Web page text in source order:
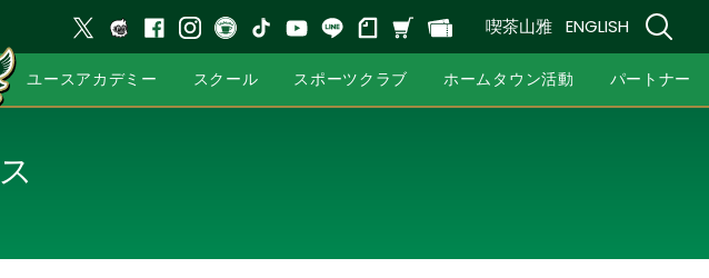
喫茶山雅 ENGLISH
ユースアカデミー スクール スポーツクラブ ホームタウン活動 パートナー